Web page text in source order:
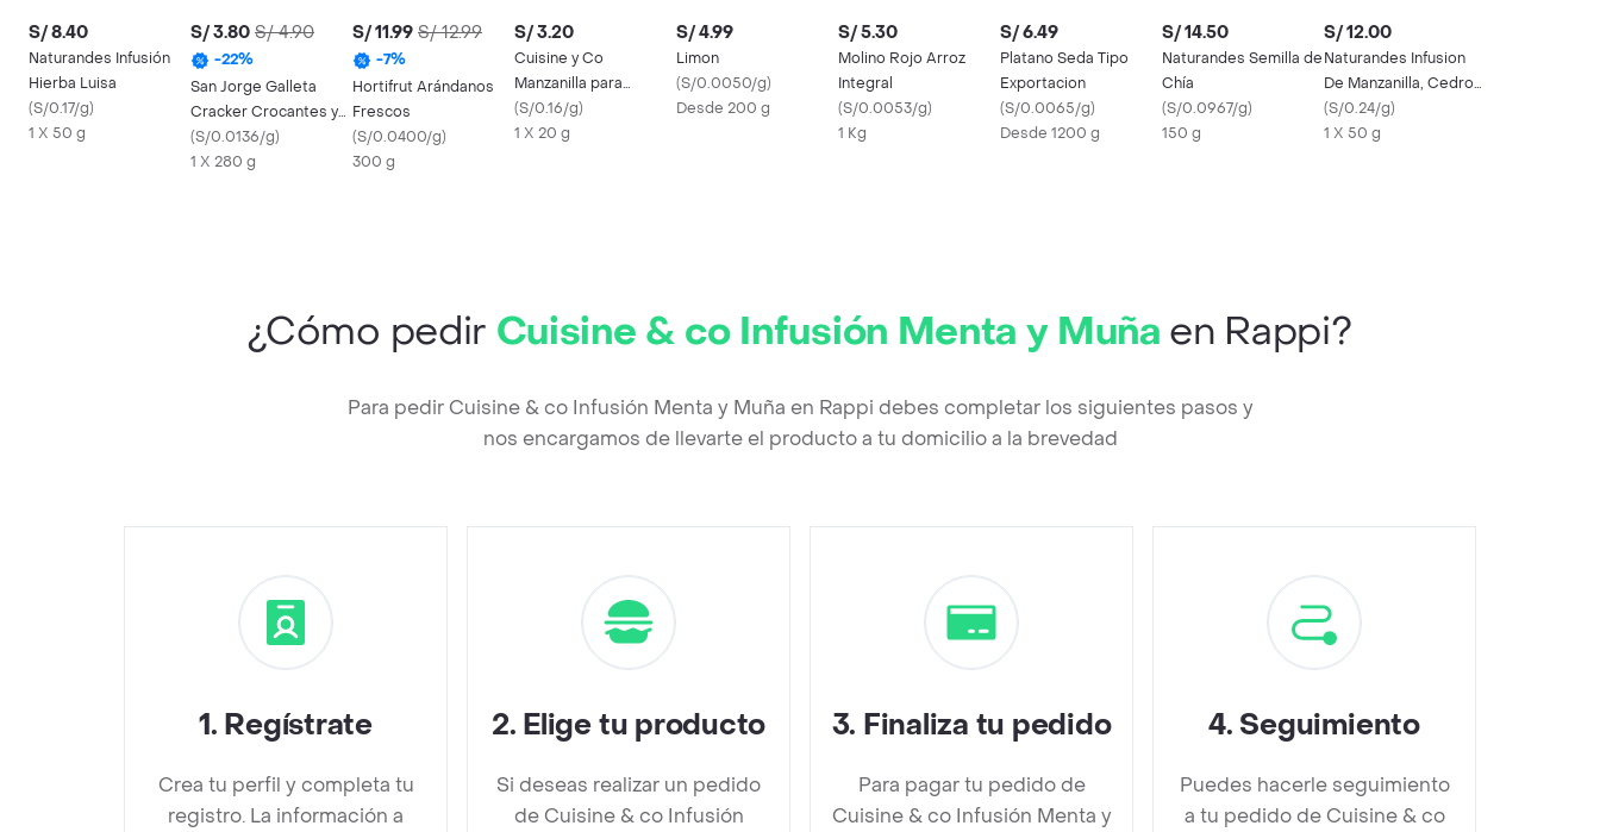
S/ 8.40
Naturandes Infusión
Hierba Luisa
(S/0.17/g)
1 X 50 g
S/ 3.80 S/ 4.90
-22%
San Jorge Galleta
Cracker Crocantes y
Doraditas
(S/0.0136/g)
1 X 280 g
S/ 11.99 S/ 12.99
-7%
Hortifrut Arándanos
Frescos
(S/0.0400/g)
300 g
S/ 3.20
Cuisine y Co
Manzanilla para
Infusión
(S/0.16/g)
1 X 20 g
S/ 4.99
Limon
(S/0.0050/g)
Desde 200 g
S/ 5.30
Molino Rojo Arroz
Integral
(S/0.0053/g)
1 Kg
S/ 6.49
Platano Seda Tipo
Exportacion
(S/0.0065/g)
Desde 1200 g
S/ 14.50
Naturandes Semilla de
Chía
(S/0.0967/g)
150 g
S/ 12.00
Naturandes Infusion
De Manzanilla, Cedron
Y Valeriana50G
(S/0.24/g)
1 X 50 g
¿Cómo pedir Cuisine & co Infusión Menta y Muña en Rappi?
Para pedir Cuisine & co Infusión Menta y Muña en Rappi debes completar los siguientes pasos y
nos encargamos de llevarte el producto a tu domicilio a la brevedad
1. Regístrate
Crea tu perfil y completa tu
registro. La información a
2. Elige tu producto
Si deseas realizar un pedido
de Cuisine & co Infusión
3. Finaliza tu pedido
Para pagar tu pedido de
Cuisine & co Infusión Menta y
4. Seguimiento
Puedes hacerle seguimiento
a tu pedido de Cuisine & co